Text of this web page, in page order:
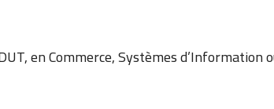
en Commerce, Systèmes d’Information